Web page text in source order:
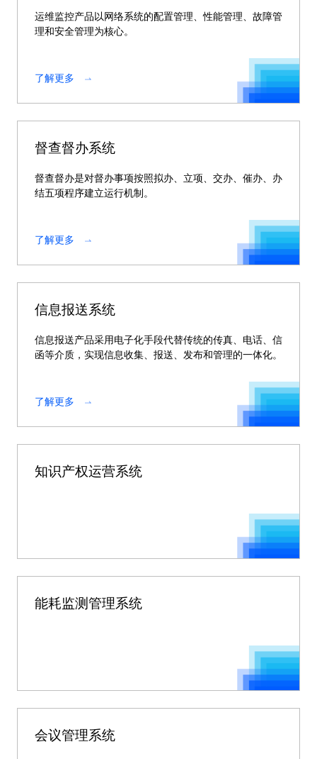
运维监控产品以网络系统的配置管理、性能管理、故障管
理和安全管理为核心。
了解更多
督查督办系统
督查督办是对督办事项按照拟办、立项、交办、催办、办
结五项程序建立运行机制。
了解更多
信息报送系统
信息报送产品采用电子化手段代替传统的传真、电话、信
函等介质，实现信息收集、报送、发布和管理的一体化。
了解更多
知识产权运营系统
能耗监测管理系统
会议管理系统